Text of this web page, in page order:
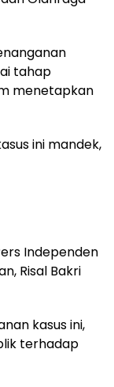
tahap
menetapkan
ini mandek,
Independen
Risal Bakri
kasus ini,
terhadap